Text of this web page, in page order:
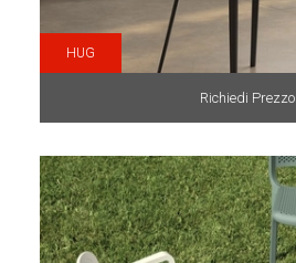
HUG
Richiedi Prezzo